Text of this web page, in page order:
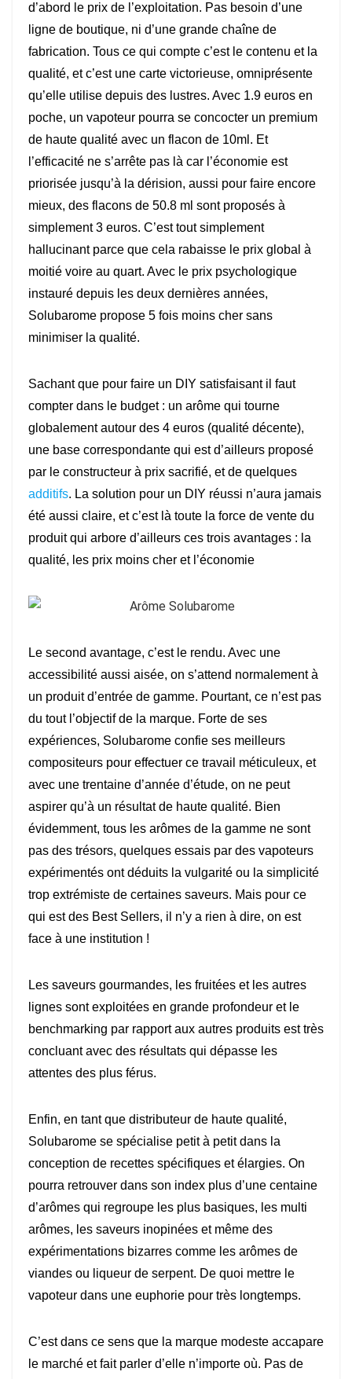
d’abord le prix de l’exploitation. Pas besoin d’une
ligne de boutique, ni d’une grande chaîne de
fabrication. Tous ce qui compte c’est le contenu et la
qualité, et c’est une carte victorieuse, omniprésente
qu’elle utilise depuis des lustres. Avec 1.9 euros en
poche, un vapoteur pourra se concocter un premium
de haute qualité avec un flacon de 10ml. Et
l’efficacité ne s’arrête pas là car l’économie est
priorisée jusqu’à la dérision, aussi pour faire encore
mieux, des flacons de 50.8 ml sont proposés à
simplement 3 euros. C’est tout simplement
hallucinant parce que cela rabaisse le prix global à
moitié voire au quart. Avec le prix psychologique
instauré depuis les deux dernières années,
Solubarome propose 5 fois moins cher sans
minimiser la qualité.
Sachant que pour faire un DIY satisfaisant il faut
compter dans le budget : un arôme qui tourne
globalement autour des 4 euros (qualité décente),
une base correspondante qui est d’ailleurs proposé
par le constructeur à prix sacrifié, et de quelques
additifs. La solution pour un DIY réussi n’aura jamais
été aussi claire, et c’est là toute la force de vente du
produit qui arbore d’ailleurs ces trois avantages : la
qualité, les prix moins cher et l’économie
Le second avantage, c’est le rendu. Avec une
accessibilité aussi aisée, on s’attend normalement à
un produit d’entrée de gamme. Pourtant, ce n’est pas
du tout l’objectif de la marque. Forte de ses
expériences, Solubarome confie ses meilleurs
compositeurs pour effectuer ce travail méticuleux, et
avec une trentaine d’année d’étude, on ne peut
aspirer qu’à un résultat de haute qualité. Bien
évidemment, tous les arômes de la gamme ne sont
pas des trésors, quelques essais par des vapoteurs
expérimentés ont déduits la vulgarité ou la simplicité
trop extrémiste de certaines saveurs. Mais pour ce
qui est des Best Sellers, il n’y a rien à dire, on est
face à une institution !
Les saveurs gourmandes, les fruitées et les autres
lignes sont exploitées en grande profondeur et le
benchmarking par rapport aux autres produits est très
concluant avec des résultats qui dépasse les
attentes des plus férus.
Enfin, en tant que distributeur de haute qualité,
Solubarome se spécialise petit à petit dans la
conception de recettes spécifiques et élargies. On
pourra retrouver dans son index plus d’une centaine
d’arômes qui regroupe les plus basiques, les multi
arômes, les saveurs inopinées et même des
expérimentations bizarres comme les arômes de
viandes ou liqueur de serpent. De quoi mettre le
vapoteur dans une euphorie pour très longtemps.
C’est dans ce sens que la marque modeste accapare
le marché et fait parler d’elle n’importe où. Pas de